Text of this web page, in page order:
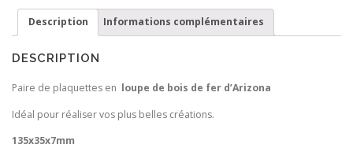
Loupe
Bois
de
Description Informations complémentaires
DESCRIPTION
Paire de plaquettes en loupe de bois de fer d’Arizona
Idéal pour réaliser vos plus belles créations.
135x35x7mm